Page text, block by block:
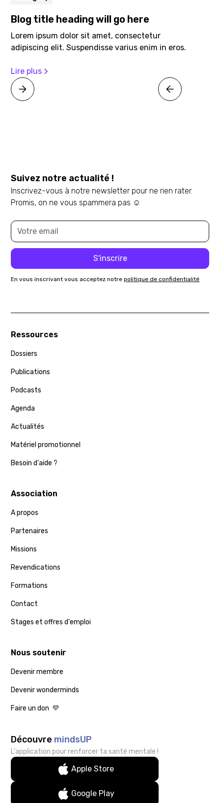
Blog title heading will go here
Lorem ipsum dolor sit amet, consectetur
adipiscing elit. Suspendisse varius enim in eros.
Lire plus
Suivez notre actualité !
Inscrivez-vous à notre newsletter pour ne rien rater.
Promis, on ne vous spammera pas ☺️
En vous inscrivant vous acceptez notrepolitique de confidentialité
Ressources
Dossiers
Publications
Podcasts
Agenda
Actualités
Matériel promotionnel
Besoin d'aide ?
Association
A propos
Partenaires
Missions
Revendications
Formations
Contact
Stages et offres d'emploi
Nous soutenir
Devenir membre
Devenir wonderminds
Faire un don 💜
Découvre mindsUP
L'application pour renforcer ta santé mentale !
Apple Store
Google Play